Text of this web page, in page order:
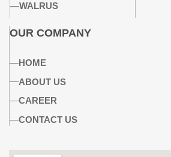
WALRUS
OUR COMPANY
HOME
ABOUT US
CAREER
CONTACT US